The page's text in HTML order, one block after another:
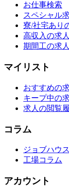
お仕事検索
スペシャル
寮/社宅あり
高収入の求人
期間工の求人
マイリスト
おすすめの
キープ中の
求人の閲覧
コラム
ジョブハウ
工場コラム
アカウント